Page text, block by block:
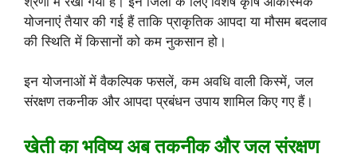
योजनाएं तैयार की गई हैं ताकि प्राकृतिक आपदा या मौसम बदलाव
की स्थिति में किसानों को कम नुकसान हो।
इन योजनाओं में वैकल्पिक फसलें, कम अवधि वाली किस्में, जल
संरक्षण तकनीक और आपदा प्रबंधन उपाय शामिल किए गए हैं।
खेती का भविष्य अब तकनीक और जल संरक्षण